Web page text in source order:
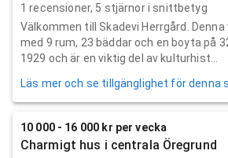
1 recensioner, 5 stjärnor i snittbetyg
Välkommen till Skadevi Herrgård.
med 9 rum, 23 bäddar och en boyta på
1929 och är en viktig del av kulturhist...
Läs mer och se tillgänglighet för denna
10 000 - 16 000 kr per vecka
Charmigt hus i centrala Öregrund